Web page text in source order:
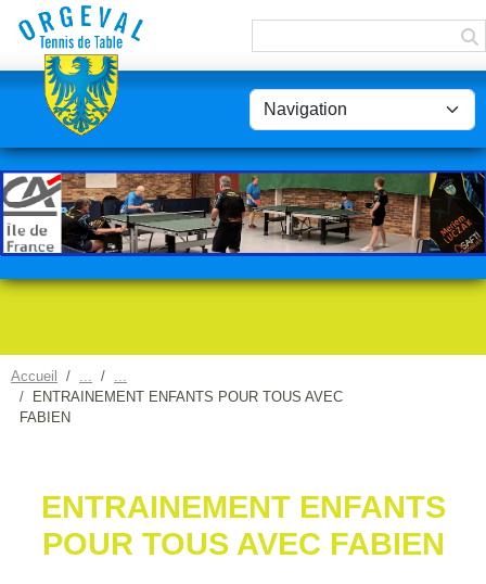
Accueil
ENTRAINEMENT ENFANTS POUR TOUS AVEC
FABIEN
ENTRAINEMENT ENFANTS
POUR TOUS AVEC FABIEN
Panneau de gestion des cookies